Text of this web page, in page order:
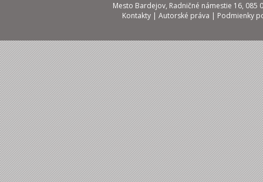
Mesto Bardejov, Radničné námestie 16, 085
Kontakty | Autorské práva | Podmienky